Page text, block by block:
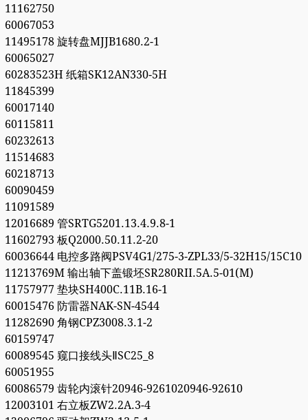
11162750
60067053
11495178 旋转盘MJJB1680.2-1
60065027
60283523H 纸箱SK12AN330-5H
11845399
60017140
60115811
60232613
11514683
60218713
60090459
11091589
12016689 管SRTG5201.13.4.9.8-1
11602793 板Q2000.50.11.2-20
60036644 电控多路阀PSV4G1/275-3-ZPL33/5-32H15/15C10
11213769M 输出轴下盖锻坯SR280RII.5A.5-01(M)
11757977 垫块SH400C.11B.16-1
60015476 防雷器NAK-SN-4544
11282690 角钢CPZ3008.3.1-2
60159747
60089545 窥口接线头ⅡSC25_8
60051955
60086579 齿轮内滚针20946-9261020946-92610
12003101 右立板ZW2.2A.3-4